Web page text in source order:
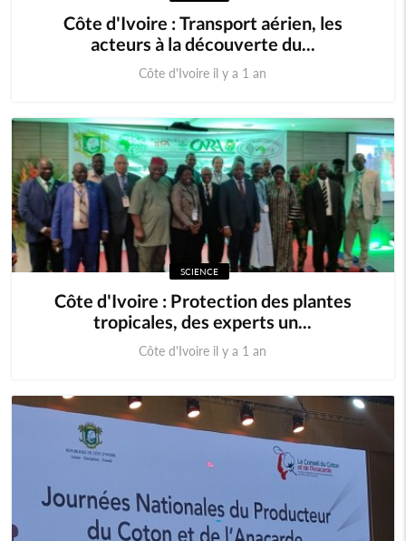
Côte d'Ivoire : Transport aérien, les
acteurs à la découverte du...
Côte d'Ivoire il y a 1 an
SCIENCE
Côte d'Ivoire : Protection des plantes
tropicales, des experts un...
Côte d'Ivoire il y a 1 an